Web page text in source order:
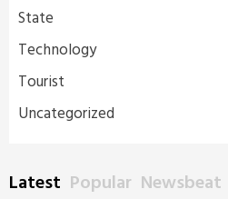
State
Technology
Tourist
Uncategorized
Latest Popular Newsbeat